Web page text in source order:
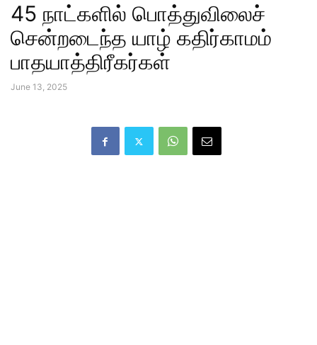
45 நாட்களில் பொத்துவிலைச்
சென்றடைந்த யாழ் கதிர்காமம்
பாதயாத்திரீகர்கள்
June 13, 2025